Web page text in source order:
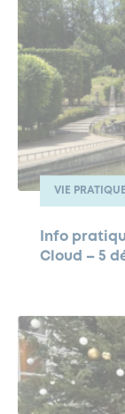
VIE PRATIQUE
Info
Cloud – 5